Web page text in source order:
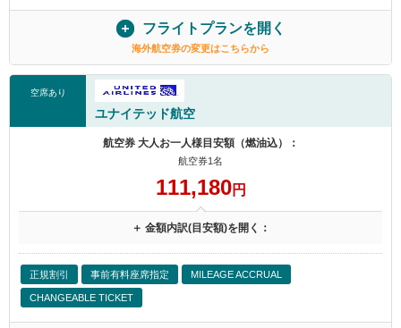
フライトプランを開く
海外航空券の変更はこちらから
空席あり
ユナイテッド航空
航空券 大人お一人様目安額（燃油込）：
航空券1名
111,180円
＋ 金額内訳(目安額)を開く：
正規割引 事前有料座席指定 MILEAGE ACCRUAL
CHANGEABLE TICKET